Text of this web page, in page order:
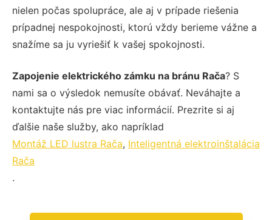
nielen počas spolupráce, ale aj v prípade riešenia
prípadnej nespokojnosti, ktorú vždy berieme vážne a
snažíme sa ju vyriešiť k vašej spokojnosti.
Zapojenie elektrického zámku na bránu Rača? S
nami sa o výsledok nemusíte obávať. Neváhajte a
kontaktujte nás pre viac informácií. Prezrite si aj
ďalšie naše služby, ako napríklad
Montáž LED lustra Rača, Inteligentná elektroinštalácia
Rača
.